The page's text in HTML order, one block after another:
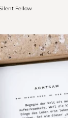
Fellow